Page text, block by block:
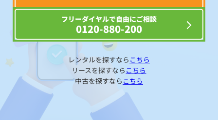
フリーダイヤルで自由にご相談
0120-880-200
レンタルを探すなら こちら
リースを探すなら こちら
中古を探すなら こちら